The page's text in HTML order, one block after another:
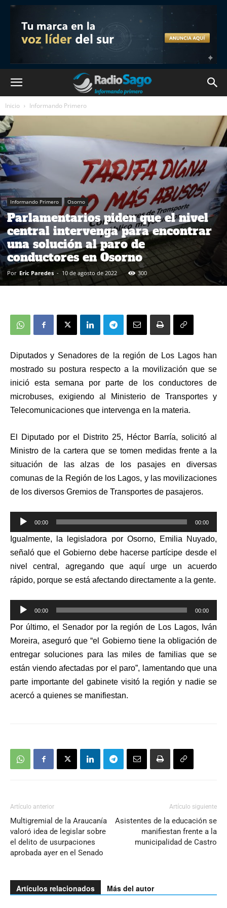
Inicio Informando Primero
Informando Primero Osorno
Parlamentarios piden que el nivel
central intervenga para encontrar
una solución al paro de
conductores en Osorno
Por Eric Paredes - 10 de agosto de 2022 300
Diputados y Senadores de la región de Los Lagos han
mostrado su postura respecto a la movilización que se
inició esta semana por parte de los conductores de
microbuses, exigiendo al Ministerio de Transportes y
Telecomunicaciones que intervenga en la materia.
El Diputado por el Distrito 25, Héctor Barría, solicitó al
Ministro de la cartera que se tomen medidas frente a la
situación de las alzas de los pasajes en diversas
comunas de la Región de los Lagos, y las movilizaciones
de los diversos Gremios de Transportes de pasajeros.
Reproductor
de
audio
00:00 00:00
Igualmente, la legisladora por Osorno, Emilia Nuyado,
señaló que el Gobierno debe hacerse partícipe desde el
nivel central, agregando que aquí urge un acuerdo
rápido, porque se está afectando directamente a la gente.
Reproductor
de
audio
00:00 00:00
Por último, el Senador por la región de Los Lagos, Iván
Moreira, aseguró que “el Gobierno tiene la obligación de
entregar soluciones para las miles de familias que se
están viendo afectadas por el paro”, lamentando que una
parte importante del gabinete visitó la región y nadie se
acercó a quienes se manifiestan.
Artículo anterior
Multigremial de la Araucanía
valoró idea de legislar sobre
el delito de usurpaciones
aprobada ayer en el Senado
Artículo siguiente
Asistentes de la educación se
manifiestan frente a la
municipalidad de Castro
Artículos relacionados Más del autor